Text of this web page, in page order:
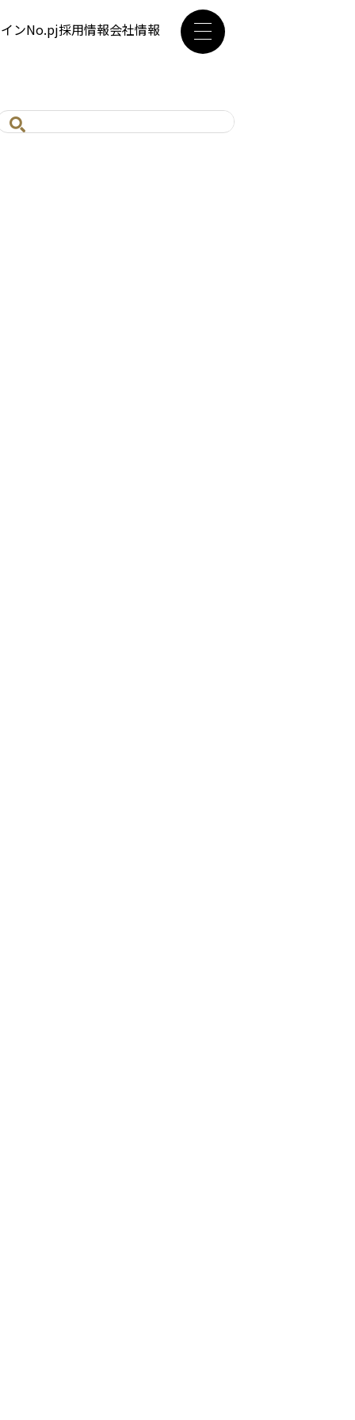
ンNo.pj採用情報会社情報